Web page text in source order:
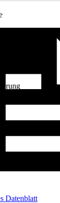
Datenblatt